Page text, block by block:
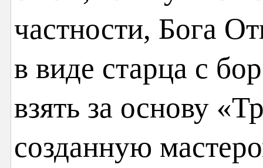
частности, Бога
в виде старца с
взять за основу
созданную